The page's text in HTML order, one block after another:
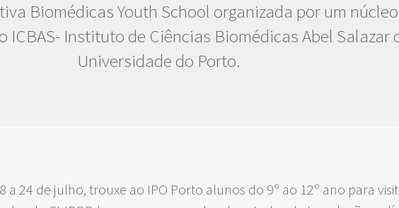
Biomédicas Youth School organizada por um
ICBAS- Instituto de Ciências Biomédicas Abel Salazar
Universidade do Porto.
a 24 de julho, trouxe ao IPO Porto alunos do 9º ao 12º ano para